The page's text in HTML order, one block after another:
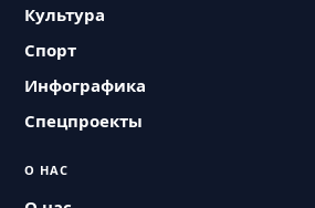
Культура
Спорт
Инфографика
Спецпроекты
О НАС